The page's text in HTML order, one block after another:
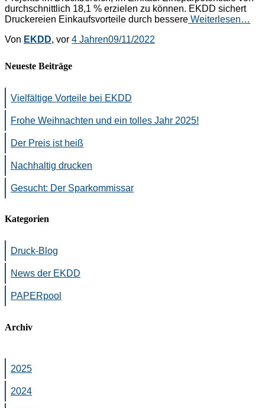
durchschnittlich 18,1 % erzielen zu können. EKDD sichert
Druckereien Einkaufsvorteile durch bessere Weiterlesen…
Von EKDD, vor 4 Jahren09/11/2022
Neueste Beiträge
Vielfältige Vorteile bei EKDD
Frohe Weihnachten und ein tolles Jahr 2025!
Der Preis ist heiß
Nachhaltig drucken
Gesucht: Der Sparkommissar
Kategorien
Druck-Blog
News der EKDD
PAPERpool
Archiv
2025
2024